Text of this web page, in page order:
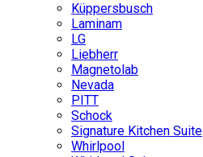
Küppersbusch
Laminam
LG
Liebherr
Magnetolab
Nevada
PITT
Schock
Signature Kitchen Suite
Whirlpool